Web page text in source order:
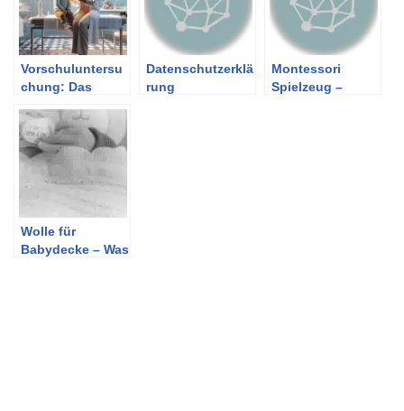
Vorschuluntersu
chung: Das
Kind zu
Datenschutzerklä
rung
Montessori
Spielzeug –
Wolle für
Babydecke – Was